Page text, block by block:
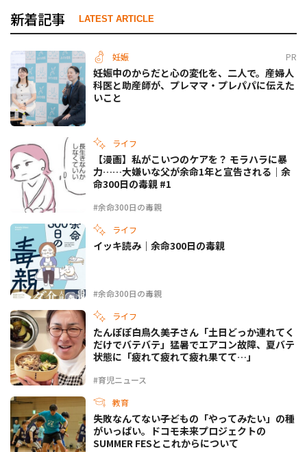
新着記事 LATEST ARTICLE
妊娠 PR
妊娠中のからだと心の変化を、二人で。産婦人
科医と助産師が、プレママ・プレパパに伝えた
いこと
ライフ
#余命300日の毒親
【漫画】私がこいつのケアを？ モラハラに暴
力……大嫌いな父が余命1年と宣告される｜余
命300日の毒親 #1
ライフ
#余命300日の毒親
イッキ読み｜余命300日の毒親
ライフ
#育児ニュース
たんぽぽ白鳥久美子さん「土日どっか連れてく
だけでバテバテ」猛暑でエアコン故障、夏バテ
状態に「疲れて疲れて疲れ果てて…」
教育
失敗なんてない――子どもの「やってみたい」の種
がいっぱい。ドコモ未来プロジェクトの
SUMMER FESとこれからについて